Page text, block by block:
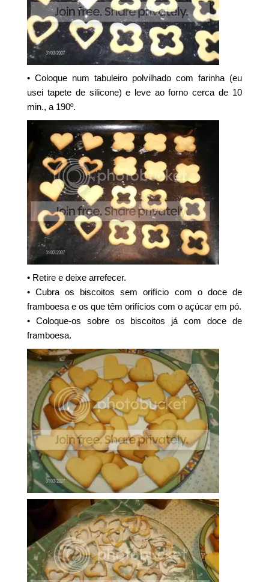
• Coloque num tabuleiro polvilhado com farinha (eu
usei tapete de silicone) e leve ao forno cerca de 10
min., a 190º.
• Retire e deixe arrefecer.
• Cubra os biscoitos sem orifício com o doce de
framboesa e os que têm orifícios com o açúcar em pó.
• Coloque-os sobre os biscoitos já com doce de
framboesa.